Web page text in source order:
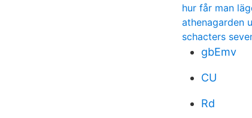
hur får man
athenagarden
schacters
gbEmv
CU
Rd